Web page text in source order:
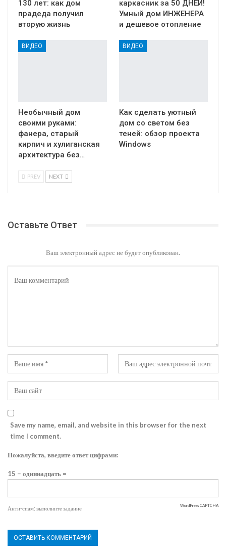
130 лет: как дом
прадеда получил
вторую жизнь
каркасник за 50 ДНЕЙ!
Умный дом ИНЖЕНЕРА
и дешевое отопление
ВИДЕО
Необычный дом
своими руками:
фанера, старый
кирпич и хулиганская
архитектура без…
ВИДЕО
Как сделать уютный
дом со светом без
теней: обзор проекта
Windows
PREV NEXT
Оставьте Ответ
Ваш электронный адрес не будет опубликован.
Save my name, email, and website in this browser for the next
time I comment.
Пожалуйста, введите ответ цифрами:
15 − одиннадцать =
Анти-спам: выполните задание WordPress CAPTCHA